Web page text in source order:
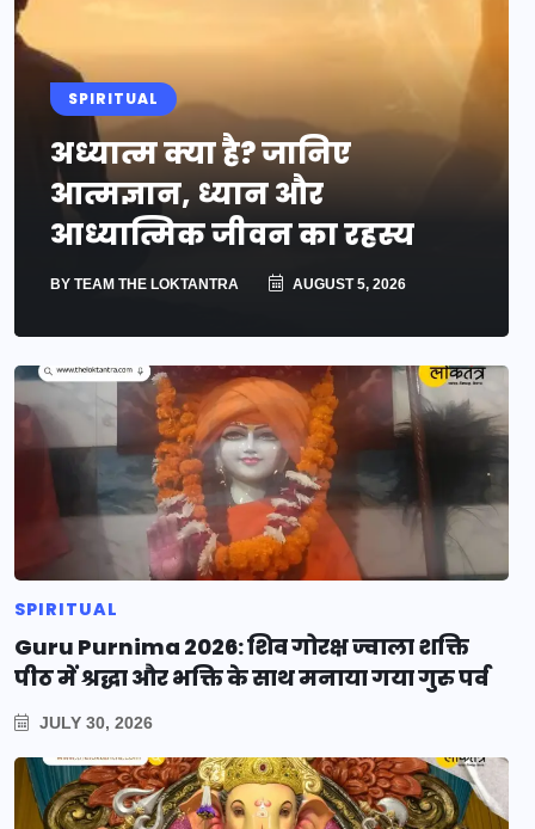
SPIRITUAL
अध्यात्म क्या है? जानिए
आत्मज्ञान, ध्यान और
आध्यात्मिक जीवन का रहस्य
BY TEAM THE LOKTANTRA AUGUST 5, 2026
SPIRITUAL
Guru Purnima 2026: शिव गोरक्ष ज्वाला शक्ति
पीठ में श्रद्धा और भक्ति के साथ मनाया गया गुरु पर्व
JULY 30, 2026